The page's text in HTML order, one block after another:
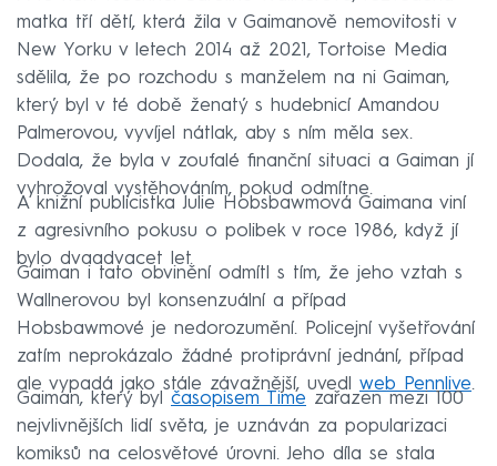
matka tří dětí, která žila v Gaimanově nemovitosti v
New Yorku v letech 2014 až 2021, Tortoise Media
sdělila, že po rozchodu s manželem na ni Gaiman,
který byl v té době ženatý s hudebnicí Amandou
Palmerovou, vyvíjel nátlak, aby s ním měla sex.
Dodala, že byla v zoufalé finanční situaci a Gaiman jí
vyhrožoval vystěhováním, pokud odmítne.
A knižní publicistka Julie Hobsbawmová Gaimana viní
z agresivního pokusu o polibek v roce 1986, když jí
bylo dvaadvacet let.
Gaiman i tato obvinění odmítl s tím, že jeho vztah s
Wallnerovou byl konsenzuální a případ
Hobsbawmové je nedorozumění. Policejní vyšetřování
zatím neprokázalo žádné protiprávní jednání, případ
ale vypadá jako stále závažnější, uvedl web Pennlive.
Gaiman, který byl časopisem Time zařazen mezi 100
nejvlivnějších lidí světa, je uznáván za popularizaci
komiksů na celosvětové úrovni. Jeho díla se stala